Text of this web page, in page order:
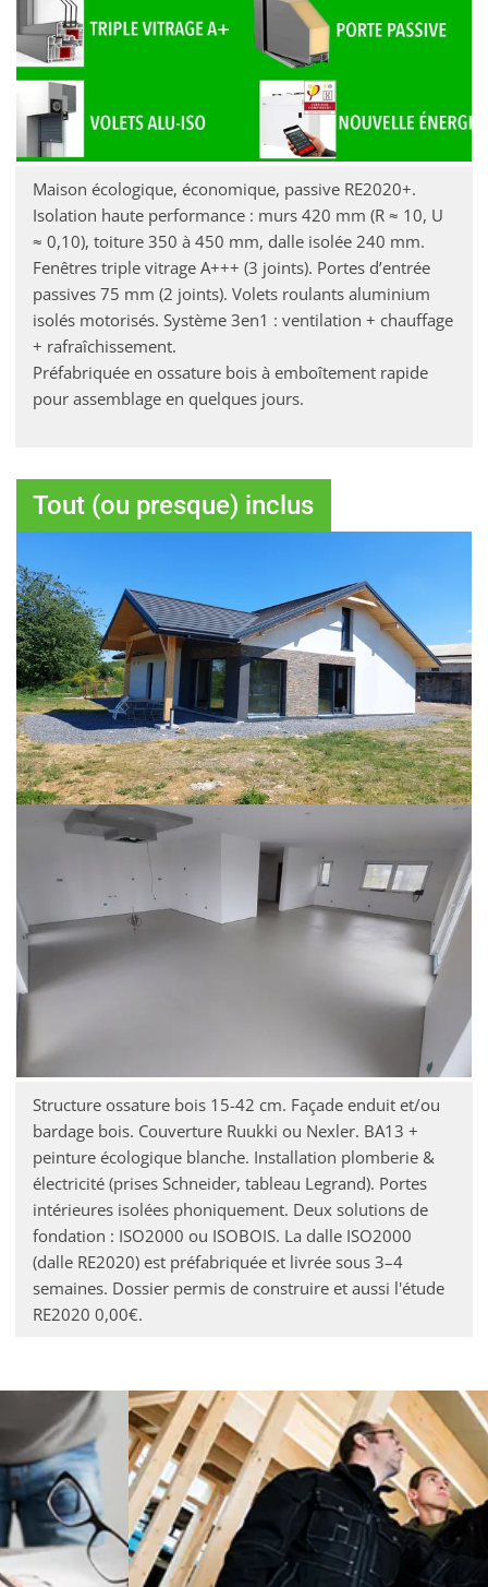
Maison écologique, économique, passive RE2020+.
Isolation haute performance : murs 420 mm (R ≈ 10, U
≈ 0,10), toiture 350 à 450 mm, dalle isolée 240 mm.
Fenêtres triple vitrage A+++ (3 joints). Portes d’entrée
passives 75 mm (2 joints). Volets roulants aluminium
isolés motorisés. Système 3en1 : ventilation + chauffage
+ rafraîchissement.
Préfabriquée en ossature bois à emboîtement rapide
pour assemblage en quelques jours.
Tout (ou presque) inclus
Structure ossature bois 15-42 cm. Façade enduit et/ou
bardage bois. Couverture Ruukki ou Nexler. BA13 +
peinture écologique blanche. Installation plomberie &
électricité (prises Schneider, tableau Legrand). Portes
intérieures isolées phoniquement. Deux solutions de
fondation : ISO2000 ou ISOBOIS. La dalle ISO2000
(dalle RE2020) est préfabriquée et livrée sous 3–4
semaines. Dossier permis de construire et aussi l'étude
RE2020 0,00€.